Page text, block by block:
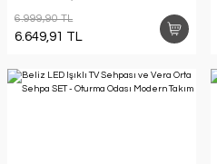
6.999,90 TL
6.649,91 TL